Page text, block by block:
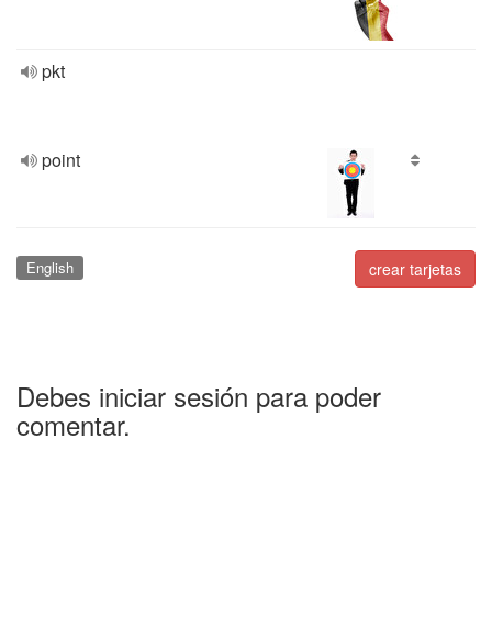
pkt
point
crear tarjetas
English
Debes iniciar sesión para poder
comentar.